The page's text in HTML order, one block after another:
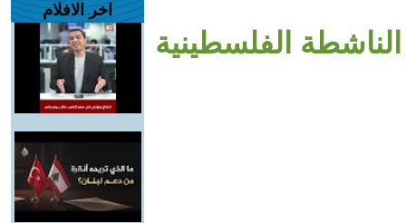
الناشطة الفلسطينية
اخر الافلام